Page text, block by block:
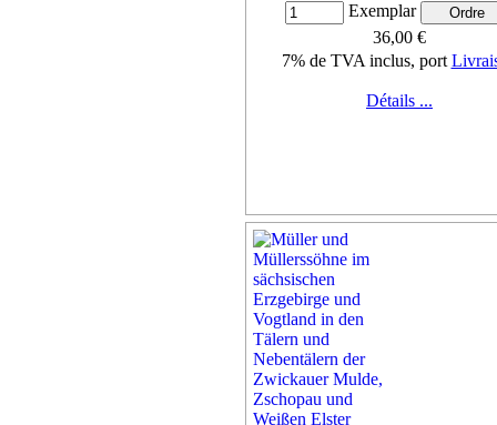
Exemplar
36,00 €
7% de TVA inclus, port
Détails ...